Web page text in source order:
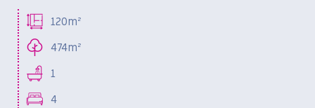
120m²
474m²
1
4